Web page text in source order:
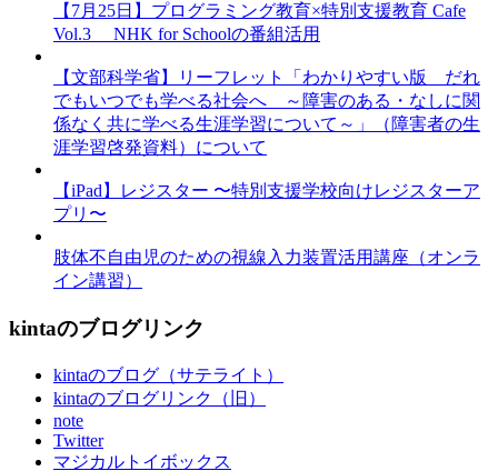
【7月25日】プログラミング教育×特別支援教育 Cafe
Vol.3 NHK for Schoolの番組活用
【文部科学省】リーフレット「わかりやすい版 だれ
でもいつでも学べる社会へ ～障害のある・なしに関
係なく共に学べる生涯学習について～」（障害者の生
涯学習啓発資料）について
【iPad】レジスター 〜特別支援学校向けレジスターア
プリ〜
肢体不自由児のための視線入力装置活用講座（オンラ
イン講習）
kintaのブログリンク
kintaのブログ（サテライト）
kintaのブログリンク（旧）
note
Twitter
マジカルトイボックス